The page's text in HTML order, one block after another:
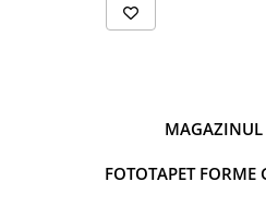
MAGAZINUL
FOTOTAPET FORME